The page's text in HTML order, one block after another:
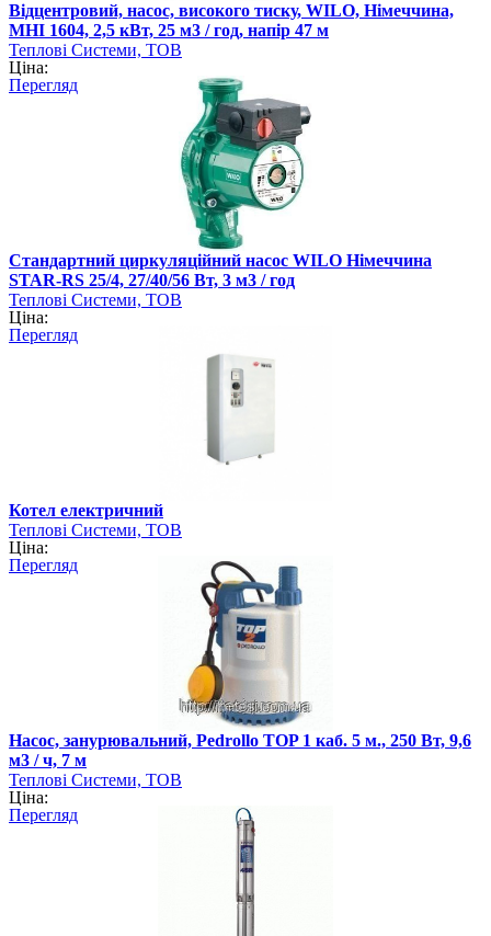
Відцентровий, насос, високого тиску, WILO, Німеччина,
MHI 1604, 2,5 кВт, 25 м3 / год, напір 47 м
Теплові Системи, ТОВ
Ціна:
Перегляд
Стандартний циркуляційний насос WILO Німеччина
STAR-RS 25/4, 27/40/56 Вт, 3 м3 / год
Теплові Системи, ТОВ
Ціна:
Перегляд
Котел електричний
Теплові Системи, ТОВ
Ціна:
Перегляд
Насос, занурювальний, Pedrollo TOP 1 каб. 5 м., 250 Вт, 9,6
м3 / ч, 7 м
Теплові Системи, ТОВ
Ціна:
Перегляд